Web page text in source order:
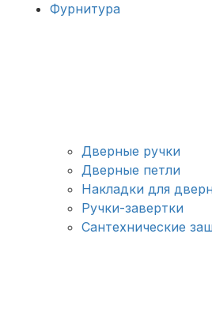
Фурнитура
Дверные ручки
Дверные петли
Накладки для
Ручки-завертки
Сантехнические